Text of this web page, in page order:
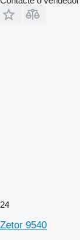
24
Zetor 9540